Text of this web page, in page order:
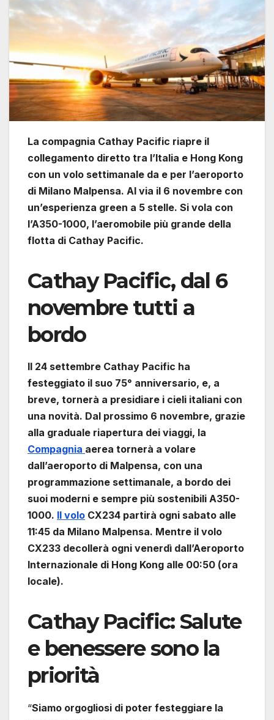
La compagnia Cathay Pacific riapre il
collegamento diretto tra l’Italia e Hong Kong
con un volo settimanale da e per l’aeroporto
di Milano Malpensa. Al via il 6 novembre con
un’esperienza green a 5 stelle. Si vola con
l’A350-1000, l’aeromobile più grande della
flotta di Cathay Pacific.
Cathay Pacific, dal 6
novembre tutti a
bordo
Il 24 settembre Cathay Pacific ha
festeggiato il suo 75° anniversario, e, a
breve, tornerà a presidiare i cieli italiani con
una novità. Dal prossimo 6 novembre, grazie
alla graduale riapertura dei viaggi, la
Compagnia aerea tornerà a volare
dall’aeroporto di Malpensa, con una
programmazione settimanale, a bordo dei
suoi moderni e sempre più sostenibili A350-
1000. Il volo CX234 partirà ogni sabato alle
11:45 da Milano Malpensa. Mentre il volo
CX233 decollerà ogni venerdì dall’Aeroporto
Internazionale di Hong Kong alle 00:50 (ora
locale).
Cathay Pacific: Salute
e benessere sono la
priorità
“Siamo orgogliosi di poter festeggiare la